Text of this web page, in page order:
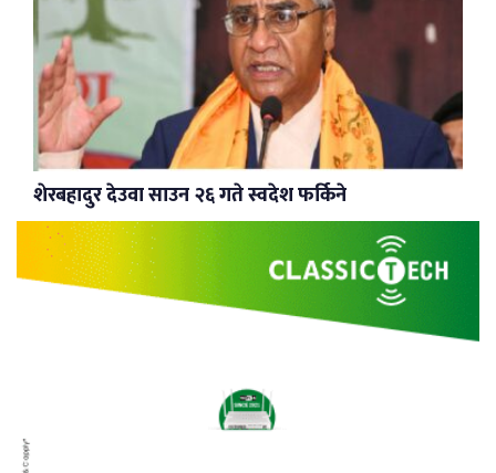
शेरबहादुर देउवा साउन २६ गते स्वदेश फर्किने